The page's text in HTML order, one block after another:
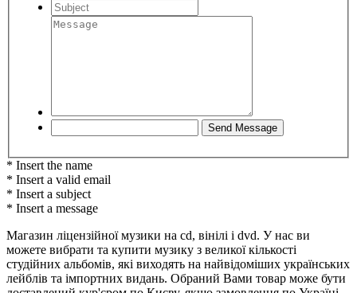
* Insert the name
* Insert a valid email
* Insert a subject
* Insert a message
Магазин ліцензійної музики на cd, вінілі і dvd. У нас ви
можете вибрати та купити музику з великої кількості
студійних альбомів, які виходять на найвідоміших українських
лейблів та імпортних видань. Обраний Вами товар може бути